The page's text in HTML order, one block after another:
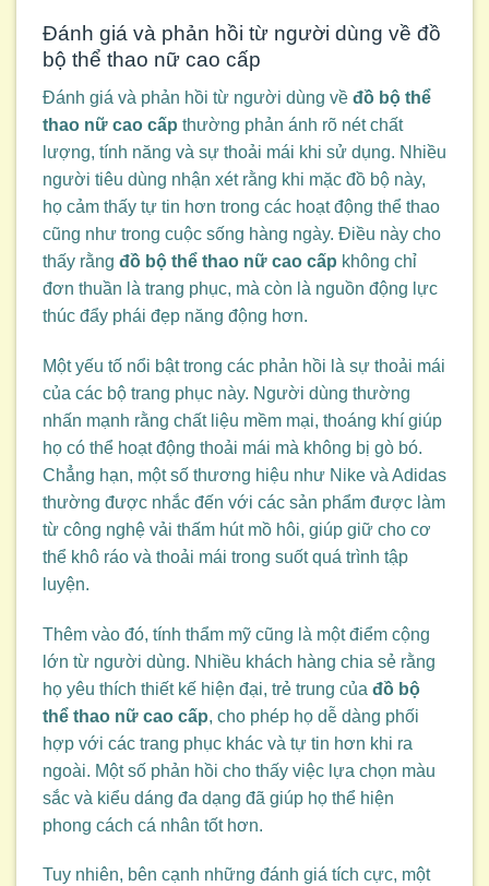
Đánh giá và phản hồi từ người dùng về đồ
bộ thể thao nữ cao cấp
Đánh giá và phản hồi từ người dùng về đồ bộ thể
thao nữ cao cấp thường phản ánh rõ nét chất
lượng, tính năng và sự thoải mái khi sử dụng. Nhiều
người tiêu dùng nhận xét rằng khi mặc đồ bộ này,
họ cảm thấy tự tin hơn trong các hoạt động thể thao
cũng như trong cuộc sống hàng ngày. Điều này cho
thấy rằng đồ bộ thể thao nữ cao cấp không chỉ
đơn thuần là trang phục, mà còn là nguồn động lực
thúc đẩy phái đẹp năng động hơn.
Một yếu tố nổi bật trong các phản hồi là sự thoải mái
của các bộ trang phục này. Người dùng thường
nhấn mạnh rằng chất liệu mềm mại, thoáng khí giúp
họ có thể hoạt động thoải mái mà không bị gò bó.
Chẳng hạn, một số thương hiệu như Nike và Adidas
thường được nhắc đến với các sản phẩm được làm
từ công nghệ vải thấm hút mồ hôi, giúp giữ cho cơ
thể khô ráo và thoải mái trong suốt quá trình tập
luyện.
Thêm vào đó, tính thẩm mỹ cũng là một điểm cộng
lớn từ người dùng. Nhiều khách hàng chia sẻ rằng
họ yêu thích thiết kế hiện đại, trẻ trung của đồ bộ
thể thao nữ cao cấp, cho phép họ dễ dàng phối
hợp với các trang phục khác và tự tin hơn khi ra
ngoài. Một số phản hồi cho thấy việc lựa chọn màu
sắc và kiểu dáng đa dạng đã giúp họ thể hiện
phong cách cá nhân tốt hơn.
Tuy nhiên, bên cạnh những đánh giá tích cực, một